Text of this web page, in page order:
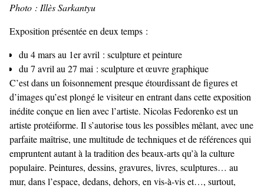
Photo : Illès Sarkantyu
Exposition présentée en deux temps :
du 4 mars au 1er avril : sculpture et peinture
du 7 avril au 27 mai : sculpture et œuvre graphique
C’est dans un foisonnement presque étourdissant de figures et
d’images qu’est plongé le visiteur en entrant dans cette exposition
inédite conçue en lien avec l’artiste. Nicolas Fedorenko est un
artiste protéiforme. Il s’autorise tous les possibles mêlant, avec une
parfaite maîtrise, une multitude de techniques et de références qui
empruntent autant à la tradition des beaux-arts qu’à la culture
populaire. Peintures, dessins, gravures, livres, sculptures… au
mur, dans l’espace, dedans, dehors, en vis-à-vis et…, surtout,